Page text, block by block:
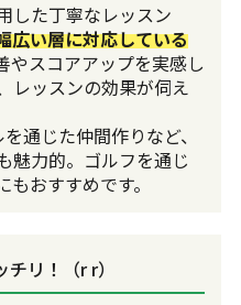
した丁寧なレッスン
広い層に対応している
やスコアアップを実感し
レッスンの効果が伺え
通じた仲間作りなど、
魅力的。ゴルフを通じ
おすすめです。
リ！（r r）